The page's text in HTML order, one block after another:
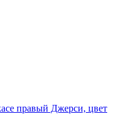
правый Джерси, цвет